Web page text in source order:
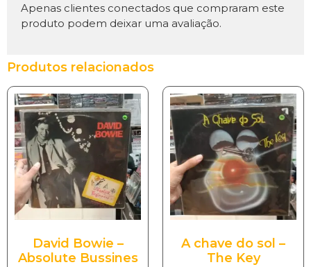
Apenas clientes conectados que compraram este
produto podem deixar uma avaliação.
Produtos relacionados
David Bowie –
Absolute Bussines
A chave do sol –
The Key